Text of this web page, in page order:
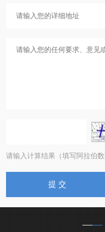
请输入计算结果（填写阿拉伯